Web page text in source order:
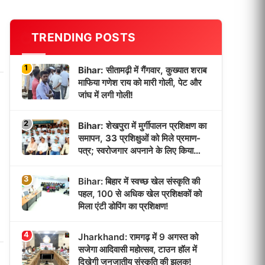
TRENDING POSTS
1
Bihar: सीतामढ़ी में गैंगवार, कुख्यात शराब
माफिया गणेश राय को मारी गोली, पेट और
जांघ में लगी गोली!
2
Bihar: शेखपुरा में मुर्गीपालन प्रशिक्षण का
समापन, 33 प्रशिक्षुओं को मिले प्रमाण-
पत्र; स्वरोजगार अपनाने के लिए किया
3
Bihar: बिहार में स्वच्छ खेल संस्कृति की
पहल, 100 से अधिक खेल प्रशिक्षकों को
मिला एंटी डोपिंग का प्रशिक्षण!
4
Jharkhand: रामगढ़ में 9 अगस्त को
सजेगा आदिवासी महोत्सव, टाउन हॉल में
दिखेगी जनजातीय संस्कृति की झलक!